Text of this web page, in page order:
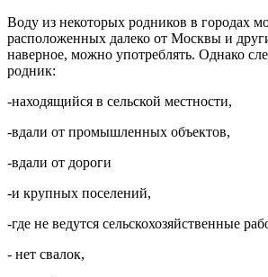
Воду из некоторых родников в городах
расположенных далеко от Москвы и
наверное, можно употреблять. Однако
родник:
-находящийся в сельской местности,
-вдали от промышленных объектов,
-вдали от дороги
-и крупных поселений,
-где не ведутся сельскохозяйственные
- нет свалок,